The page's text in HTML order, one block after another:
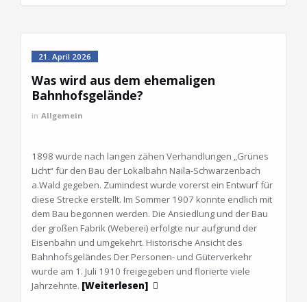
21. April 2026
Was wird aus dem ehemaligen
Bahnhofsgelände?
in Allgemein
1898 wurde nach langen zähen Verhandlungen „Grünes
Licht“ für den Bau der Lokalbahn Naila-Schwarzenbach
a.Wald gegeben. Zumindest wurde vorerst ein Entwurf für
diese Strecke erstellt. Im Sommer 1907 konnte endlich mit
dem Bau begonnen werden. Die Ansiedlung und der Bau
der großen Fabrik (Weberei) erfolgte nur aufgrund der
Eisenbahn und umgekehrt. Historische Ansicht des
Bahnhofsgeländes Der Personen- und Güterverkehr
wurde am 1. Juli 1910 freigegeben und florierte viele
Jahrzehnte. [Weiterlesen]